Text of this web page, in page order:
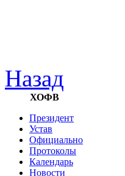
Назад
ХОФВ
Президент
Устав
Официально
Протоколы
Календарь
Новости